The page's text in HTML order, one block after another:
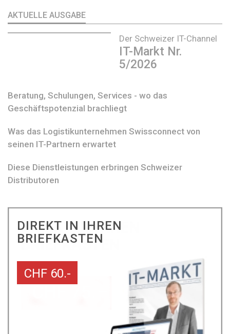
AKTUELLE AUSGABE
Der Schweizer IT-Channel
IT-Markt Nr.
5/2026
Beratung, Schulungen, Services - wo das
Geschäftspotenzial brachliegt
Was das Logistikunternehmen Swissconnect von
seinen IT-Partnern erwartet
Diese Dienstleistungen erbringen Schweizer
Distributoren
DIREKT IN IHREN
BRIEFKASTEN
CHF 60.-